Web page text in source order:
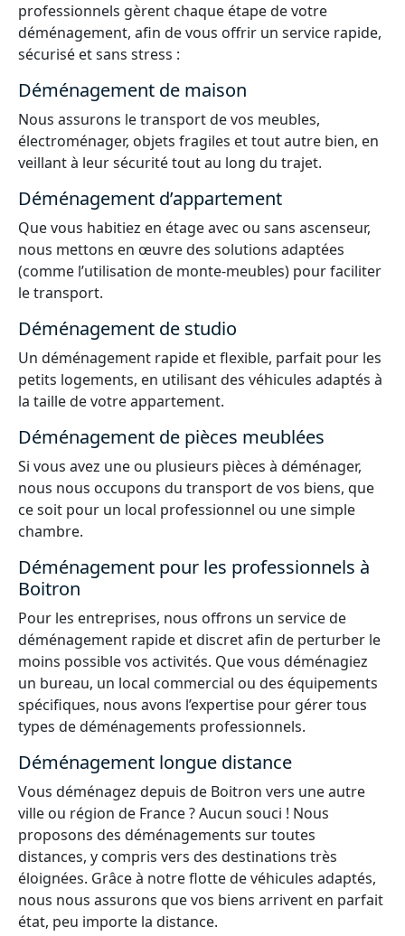
professionnels gèrent chaque étape de votre
déménagement, afin de vous offrir un service rapide,
sécurisé et sans stress :
Déménagement de maison
Nous assurons le transport de vos meubles,
électroménager, objets fragiles et tout autre bien, en
veillant à leur sécurité tout au long du trajet.
Déménagement d’appartement
Que vous habitiez en étage avec ou sans ascenseur,
nous mettons en œuvre des solutions adaptées
(comme l’utilisation de monte-meubles) pour faciliter
le transport.
Déménagement de studio
Un déménagement rapide et flexible, parfait pour les
petits logements, en utilisant des véhicules adaptés à
la taille de votre appartement.
Déménagement de pièces meublées
Si vous avez une ou plusieurs pièces à déménager,
nous nous occupons du transport de vos biens, que
ce soit pour un local professionnel ou une simple
chambre.
Déménagement pour les professionnels à
Boitron
Pour les entreprises, nous offrons un service de
déménagement rapide et discret afin de perturber le
moins possible vos activités. Que vous déménagiez
un bureau, un local commercial ou des équipements
spécifiques, nous avons l’expertise pour gérer tous
types de déménagements professionnels.
Déménagement longue distance
Vous déménagez depuis de Boitron vers une autre
ville ou région de France ? Aucun souci ! Nous
proposons des déménagements sur toutes
distances, y compris vers des destinations très
éloignées. Grâce à notre flotte de véhicules adaptés,
nous nous assurons que vos biens arrivent en parfait
état, peu importe la distance.